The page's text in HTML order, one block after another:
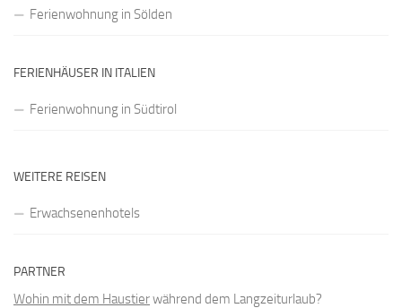
Ferienwohnung in Sölden
FERIENHÄUSER IN ITALIEN
Ferienwohnung in Südtirol
WEITERE REISEN
Erwachsenenhotels
PARTNER
Wohin mit dem Haustierwährend dem Langzeiturlaub?